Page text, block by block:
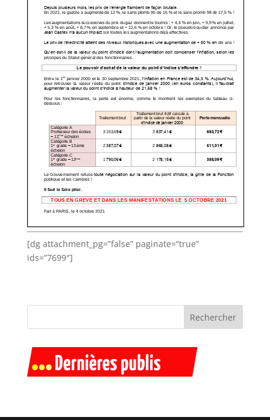
[dg attachment_pg=”false” paginate=”true”
ids=”7699″]